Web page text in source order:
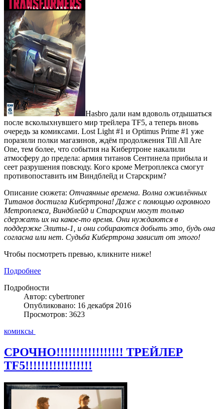
Hasbro дали нам вдоволь отдышаться
после всколыхнувшего мир трейлера TF5, а теперь вновь
очередь за комиксами. Lost Light #1 и Optimus Prime #1 уже
поразили полки магазинов, ждём продолжения Till All Are
One, тем более, что события на Кибертроне накалили
атмосферу до предела: армия титанов Сентинела прибыла и
сеет разрушения повсюду. Кого кроме Метроплекса смогут
противопоставить им Виндблейд и Старскрим?
Описание сюжета: Отчаянные времена. Волна оживлённых
Титанов достигла Кибертрона! Даже с помощью огромного
Метроплекса, Виндблейд и Старскрим могут только
сдержать их на какое-то время. Они нуждаются в
поддержке Элиты-1, и они собираются добыть это, будь она
согласна или нет. Судьба Кибертрона зависит от этого!
Чтобы посмотреть превью, кликните ниже!
Подробнее
Подробности
Автор: cybertroner
Опубликовано: 16 декабря 2016
Просмотров: 3623
комиксы
СРОЧНО!!!!!!!!!!!!!!!!! ТРЕЙЛЕР
TF5!!!!!!!!!!!!!!!!!